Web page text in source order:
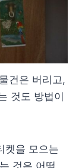
건은 버리고,
것도 방법이
켓을 모으는